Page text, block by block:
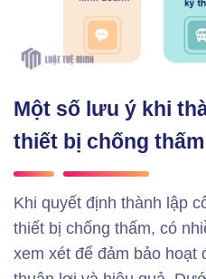
Một số lưu ý khi
thiết bị chống thấm
Khi quyết định thành lập
thiết bị chống thấm, có
xem xét để đảm bảo hoạt